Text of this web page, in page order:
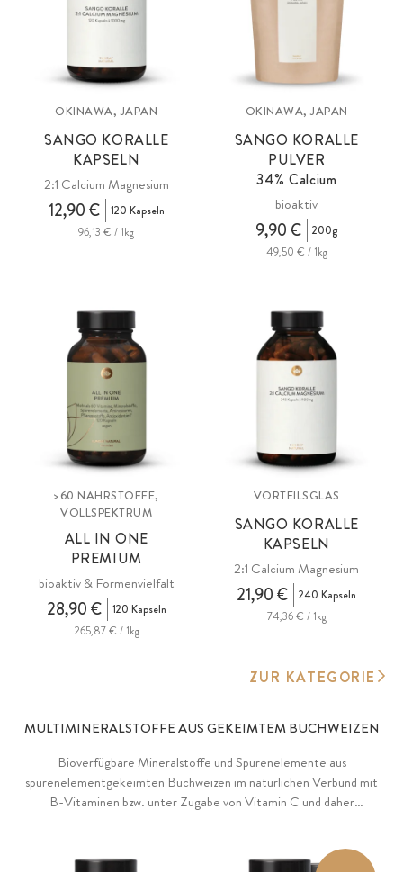
OKINAWA, JAPAN
SANGO KORALLE
KAPSELN
2:1 Calcium Magnesium
12,90 €
120 Kapseln
96,13 € / 1kg
OKINAWA, JAPAN
SANGO KORALLE
PULVER
34% Calcium
bioaktiv
9,90 €
200g
49,50 € / 1kg
>60 NÄHRSTOFFE,
VOLLSPEKTRUM
ALL IN ONE
PREMIUM
bioaktiv & Formenvielfalt
28,90 €
120 Kapseln
265,87 € / 1kg
VORTEILSGLAS
SANGO KORALLE
KAPSELN
2:1 Calcium Magnesium
21,90 €
240 Kapseln
74,36 € / 1kg
ZUR KATEGORIE
MULTIMINERALSTOFFE AUS GEKEIMTEM BUCHWEIZEN
Bioverfügbare Mineralstoffe und Spurenelemente aus
spurenelementgekeimten Buchweizen im natürlichen Verbund mit
B-Vitaminen bzw. unter Zugabe von Vitamin C und daher